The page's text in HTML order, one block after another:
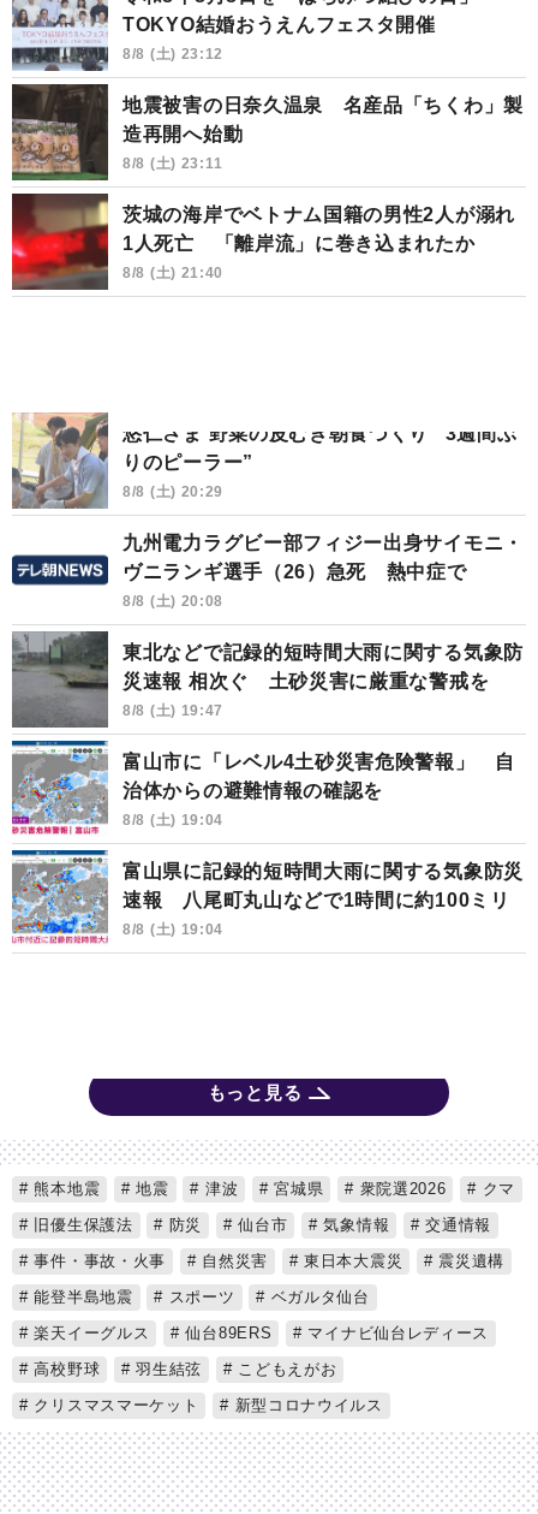
TOKYO結婚おうえんフェスタ開催
8/8 (土) 23:12
地震被害の日奈久温泉 名産品「ちくわ」製
造再開へ始動
8/8 (土) 23:11
茨城の海岸でベトナム国籍の男性2人が溺れ
1人死亡 「離岸流」に巻き込まれたか
8/8 (土) 21:40
悠仁さま 野菜の皮むき朝食づくり “3週間ぶ
りのピーラー”
8/8 (土) 20:29
九州電力ラグビー部フィジー出身サイモニ・
ヴニランギ選手（26）急死 熱中症で
8/8 (土) 20:08
東北などで記録的短時間大雨に関する気象防
災速報 相次ぐ 土砂災害に厳重な警戒を
8/8 (土) 19:47
富山市に「レベル4土砂災害危険警報」 自
治体からの避難情報の確認を
8/8 (土) 19:04
富山県に記録的短時間大雨に関する気象防災
速報 八尾町丸山などで1時間に約100ミリ
8/8 (土) 19:04
もっと見る
熊本地震 地震 津波 宮城県 衆院選2026
クマ
旧優生保護法
防災 仙台市 気象情報
交通情報
事件・事故・火事
自然災害 東日本大震災
震災遺構
能登半島地震
スポーツ
ベガルタ仙台
楽天イーグルス
仙台89ERS
マイナビ仙台レディース
高校野球
羽生結弦
こどもえがお
クリスマスマーケット
新型コロナウイルス